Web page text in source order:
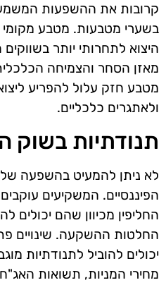
קרובות את ההשפעות
בשערי מטבעות. מטבע מקומי
היצוא לתחרותי יותר
מאזן הסחר והצמיחה
מטבע חזק עלול להפריע
ולאתגרים כלכליים.
תנודתיות בשוק
לא ניתן להמעיט בהשפעה
הפיננסיים. המשקיעים
החליפין מכיוון שהם יכולים
החלטות ההשקעה. שינויים
יכולים להוביל לתנודתיות
מחירי המניות, תשואות